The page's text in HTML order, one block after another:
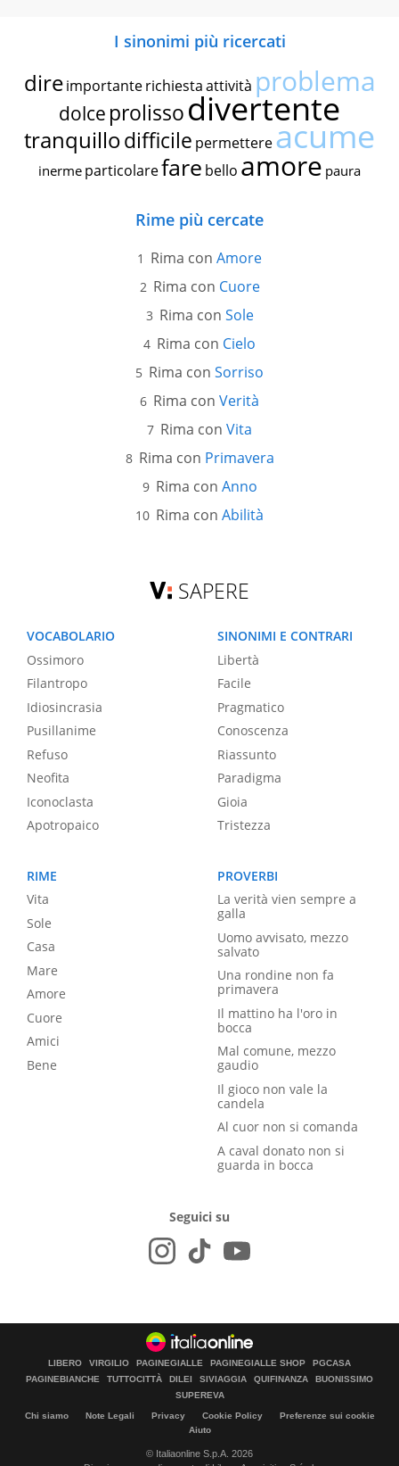
I sinonimi più ricercati
dire importante richiestaattività problema
dolce prolissodivertente
tranquillodifficile permettereacume
inerme particolarefare bello amore paura
Rime più cercate
Rima con Amore
Rima con Cuore
Rima con Sole
Rima con Cielo
Rima con Sorriso
Rima con Verità
Rima con Vita
Rima con Primavera
Rima con Anno
Rima con Abilità
SAPERE
VOCABOLARIO
Ossimoro
Filantropo
Idiosincrasia
Pusillanime
Refuso
Neofita
Iconoclasta
Apotropaico
SINONIMI E CONTRARI
Libertà
Facile
Pragmatico
Conoscenza
Riassunto
Paradigma
Gioia
Tristezza
RIME
Vita
Sole
Casa
Mare
Amore
Cuore
Amici
Bene
PROVERBI
La verità vien sempre a
galla
Uomo avvisato, mezzo
salvato
Una rondine non fa
primavera
Il mattino ha l'oro in
bocca
Mal comune, mezzo
gaudio
Il gioco non vale la
candela
Al cuor non si comanda
A caval donato non si
guarda in bocca
Seguici su
LIBERO VIRGILIO PAGINEGIALLE PAGINEGIALLE SHOP
PGCASA
PAGINEBIANCHE
TUTTOCITTÀ DILEI SIVIAGGIA QUIFINANZA
BUONISSIMO
SUPEREVA
Chi siamo Note Legali Privacy Cookie Policy
Preferenze sui cookie
Aiuto
© Italiaonline S.p.A. 2026